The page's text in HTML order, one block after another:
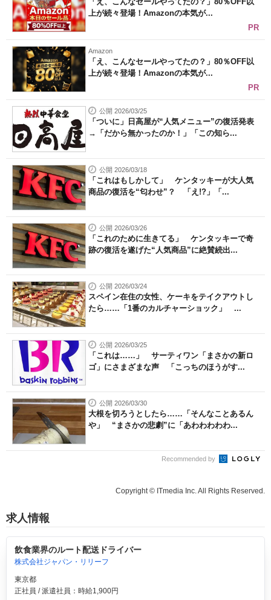
上が続々登場！Amazonの本気が...
PR
Amazon
「え、こんなセールやってたの？」80％OFF以
上が続々登場！Amazonの本気が...
PR
公開 2026/03/25
「ついに」日高屋が“人気メニュー”の復活発表
→「だから無かったのか！」「この知ら...
公開 2026/03/18
「これはもしかして」 ケンタッキーが大人気
商品の復活を“匂わせ”？ 「え!?」「...
公開 2026/03/26
「これのために生きてる」 ケンタッキーで奇
跡の復活を遂げた“人気商品”に絶賛続出...
公開 2026/03/24
スペイン在住の女性、ケーキをテイクアウトし
たら……「1番のカルチャーショック」 ...
公開 2026/03/25
「これは……」 サーティワン「まさかの新ロ
ゴ」にさまざまな声 「こっちのほうがす...
公開 2026/03/30
大根を切ろうとしたら……「そんなことあるん
や」 “まさかの悲劇”に「あわわわわわ...
Recommended by
Copyright © ITmedia Inc. All Rights Reserved.
求人情報
飲食業界のルート配送ドライバー
株式会社ジャパン・リリーフ
東京都
正社員 / 派遣社員：時給1,900円